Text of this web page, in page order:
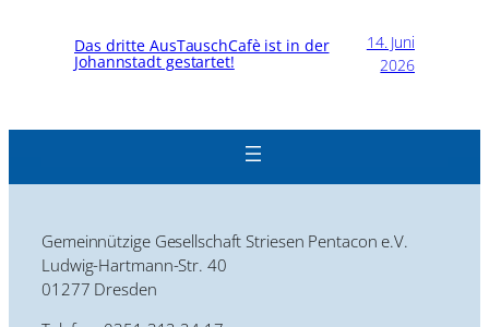
Das dritte AusTauschCafè ist in der
Johannstadt gestartet!
14. Juni
2026
Gemeinnützige Gesellschaft Striesen Pentacon e.V.
Ludwig-Hartmann-Str. 40
01277 Dresden